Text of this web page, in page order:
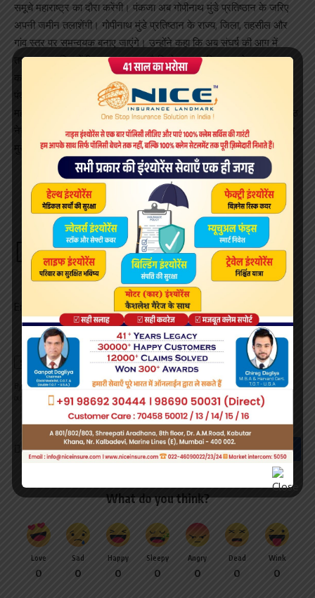
समूचे महाराष्ट्र का दौरा करेंगी। पंकजा अब गोपीनाथ मुंडे प्रतिष्ठान के जरिए
अपनी जमीन तलाशेंगी। गोपीनाथ मुंडे प्रतिष्ठान के राज्य, जिला, तहसील और
गांव स्तर पर समन्वयक बनाए जाएंगे। उन्होंने कहा कि अब संघर्ष की आग में
तपकर बाहर निकलेंगी। उनका कहना है कि वे जल्द अमित शाह से मुलाकात
पंकाजा मुंडे ने कहा कि वह कोरोना वायरस से उत्पन्न हालात ठीक होते ही
महाराष्ट्र के हर इलाके का दौरा करेंगी। पंकजा अपने पिता तथा भाजपा के वरिष्ठ
नेता रहे गोपीनाथ मुंडे की छठी पुण्यतिथि पर सोशल मीडिया पर अपने समर्थकों से
मुखातिब थीं।
Sign Up For Daily Newsletter
Be keep up! Get the latest breaking news delivered
straight to your inbox.
By signing up, you agree to ourTerms of Useand acknowledge the data practices in
Privacy Policy. You may unsubscribe at any time.
What do you think?
Love
0
Sad
0
Happy
0
Sleepy
0
Angry
0
Dead
0
Wink
0